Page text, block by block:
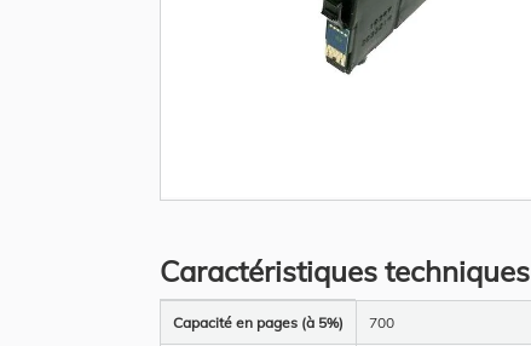
beginning
of
the
images
gallery
Caractéristiques techniques
d’information
Capacité en pages (à 5%) 700